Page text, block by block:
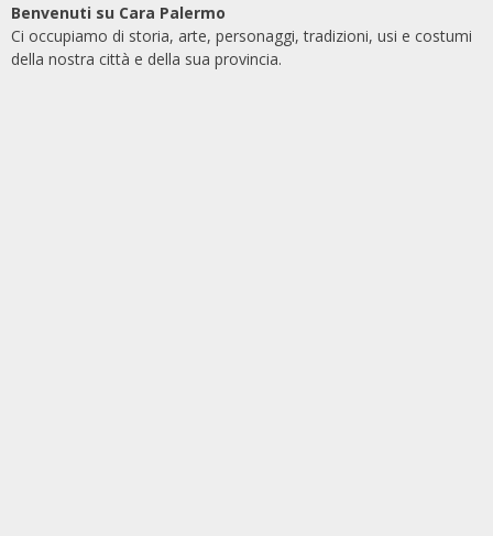
Benvenuti su Cara Palermo
Ci occupiamo di storia, arte, personaggi, tradizioni, usi e costumi
della nostra città e della sua provincia.